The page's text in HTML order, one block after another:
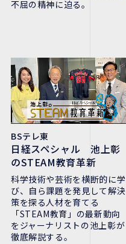
不屈の精神に迫る。
BSテレ東
日経スペシャル 池上彰
のSTEAM教育革新
科学技術や芸術を横断的に学
び、自ら課題を発見して解決
策を探る人材を育てる
「STEAM教育」の最新動向
をジャーナリストの池上彰が
徹底解説する。